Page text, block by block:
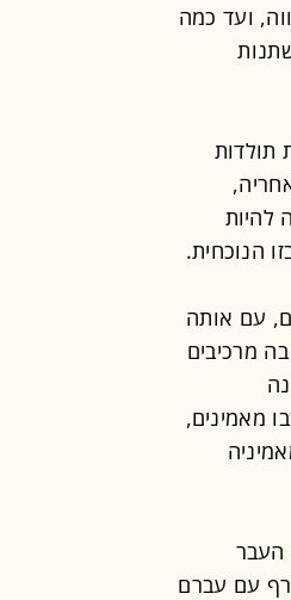
ועד כמה
תולדות
להיות
הנוכחית.
עם אותה
מרכיבים
מאמינים,
העבר
עם עברם